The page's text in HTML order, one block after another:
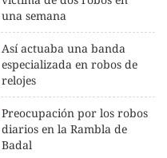
una semana
Así actuaba una banda
especializada en robos de
relojes
Preocupación por los robos
diarios en la Rambla de
Badal